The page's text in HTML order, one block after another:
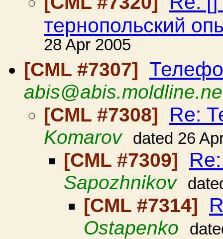
тернопольский
28 Apr 2005
[CML #7307]
[CML #7308]
Re:
Komarov dated 26
[CML #7309]
Sapozhnikov
[CML #7314]
Ostapenko